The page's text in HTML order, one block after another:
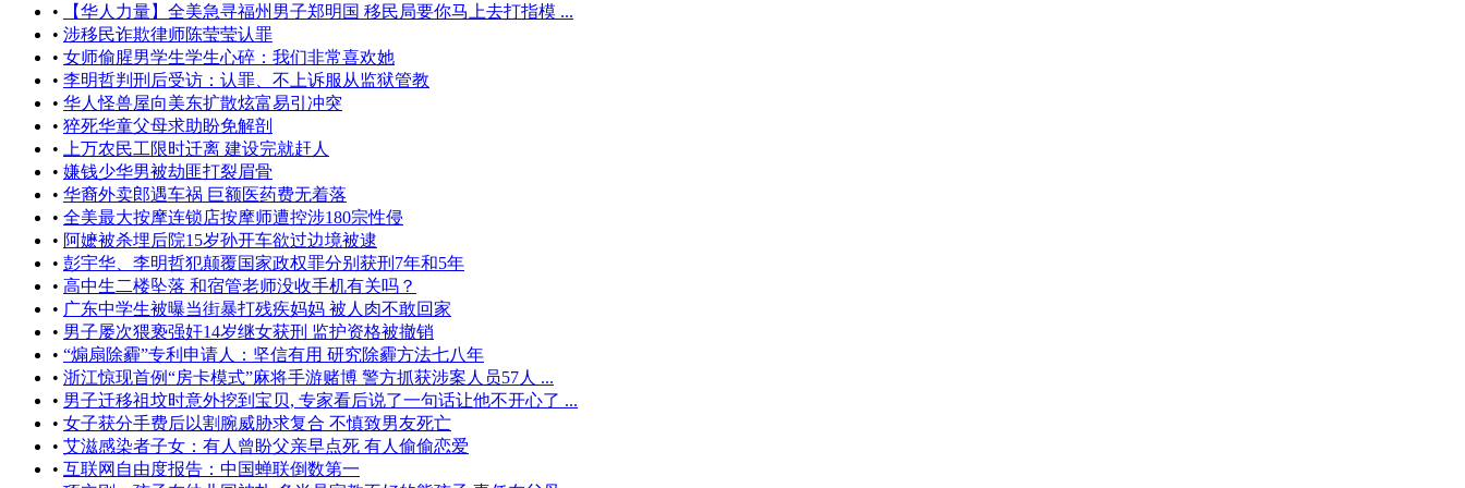
•
【华人力量】全美急寻福州男子郑明国 移民局要你马上去打指模 ...
• 涉移民诈欺律师陈莹莹认罪
• 女师偷腥男学生学生心碎：我们非常喜欢她
• 李明哲判刑后受访：认罪、不上诉服从监狱管教
• 华人怪兽屋向美东扩散炫富易引冲突
• 猝死华童父母求助盼免解剖
•
上万农民工限时迁离 建设完就赶人
• 嫌钱少华男被劫匪打裂眉骨
• 华裔外卖郎遇车祸 巨额医药费无着落
• 全美最大按摩连锁店按摩师遭控涉180宗性侵
• 阿嬷被杀埋后院15岁孙开车欲过边境被逮
• 彭宇华、李明哲犯颠覆国家政权罪分别获刑7年和5年
• 高中生二楼坠落 和宿管老师没收手机有关吗？
• 广东中学生被曝当街暴打残疾妈妈 被人肉不敢回家
• 男子屡次猥亵强奸14岁继女获刑 监护资格被撤销
• “煽扇除霾”专利申请人：坚信有用 研究除霾方法七八年
• 浙江惊现首例“房卡模式”麻将手游赌博 警方抓获涉案人员57人 ...
• 男子迁移祖坟时意外挖到宝贝, 专家看后说了一句话让他不开心了 ...
• 女子获分手费后以割腕威胁求复合 不慎致男友死亡
• 艾滋感染者子女：有人曾盼父亲早点死 有人偷偷恋爱
• 互联网自由度报告：中国蝉联倒数第一